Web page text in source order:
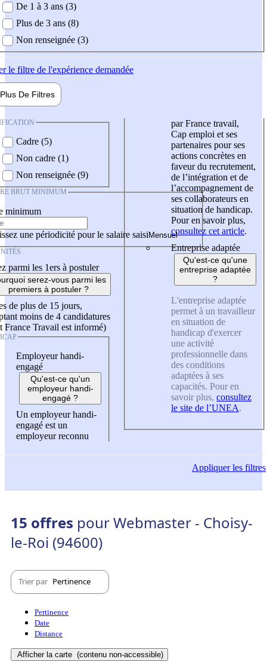
De 1 à 3 ans (3)
Plus de 3 ans (8)
Non renseignée (3)
le filtre de l'expérience demandée
Plus De Filtres
Cadre (5)
Non cadre (1)
Non renseignée (9)
BRUT MINIMUM
minimum
une périodicité pour le salaire saisi
parmi les 1ers à postuler
serez-vous parmi les
premiers à postuler ?
de plus de 15 jours,
moins de 4 candidatures
France Travail est informé)
Employeur handi-
engagé
Qu'est-ce qu'un
employeur handi-
engagé ?
Un employeur handi-
engagé est un
employeur reconnu
par France travail,
Cap emploi et ses
partenaires pour ses
actions concrètes en
faveur du recrutement,
de l’intégration et de
l’accompagnement de
ses collaborateurs en
situation de handicap.
Pour en savoir plus,
consultez cet article.
Entreprise adaptée
Qu'est-ce qu'une
entreprise adaptée
?
L'entreprise adaptée
permet à un travailleur
en situation de
handicap d'exercer
une activité
professionnelle dans
des conditions
adaptées à ses
capacités. Pour en
savoir plus, consultez
le site de l’UNEA.
Appliquerles filtres
15 offres pour Webmaster - Choisy-
le-Roi (94600)
Trier par Pertinence
Pertinence
Date
Distance
Afficher la carte (contenu non-accessible)